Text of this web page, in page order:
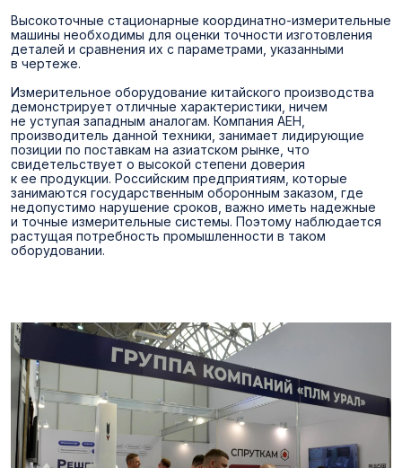
Высокоточные стационарные координатно-измерительные
машины необходимы для оценки точности изготовления
деталей и сравнения их с параметрами, указанными
в чертеже.
Измерительное оборудование китайского производства
демонстрирует отличные характеристики, ничем
не уступая западным аналогам. Компания AEH,
производитель данной техники, занимает лидирующие
позиции по поставкам на азиатском рынке, что
свидетельствует о высокой степени доверия
к ее продукции. Российским предприятиям, которые
занимаются государственным оборонным заказом, где
недопустимо нарушение сроков, важно иметь надежные
и точные измерительные системы. Поэтому наблюдается
растущая потребность промышленности в таком
оборудовании.